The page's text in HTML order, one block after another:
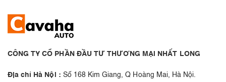
CÔNG TY CỔ PHẦN ĐẦU TƯ THƯƠNG MẠI NHẤT LONG
Địa chỉ Hà Nội : Số 168 Kim Giang, Q Hoàng Mai, Hà Nội.